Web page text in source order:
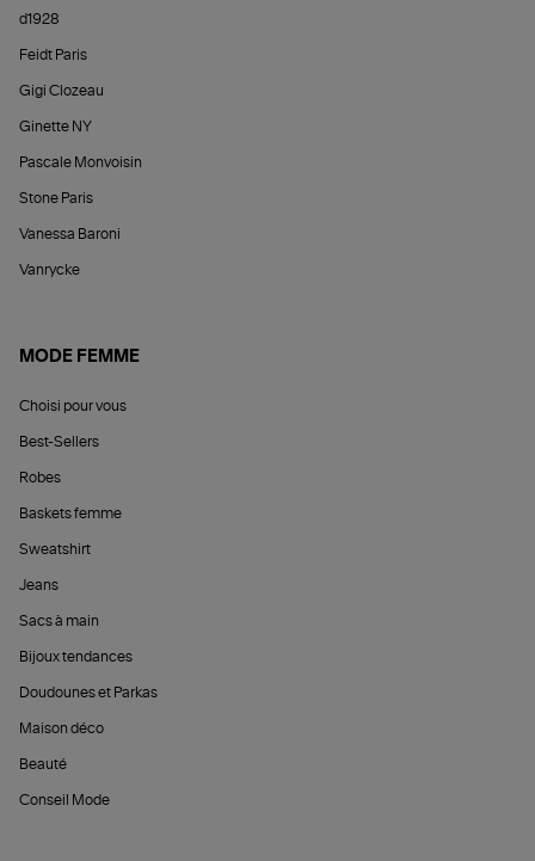
d1928
Feidt Paris
Gigi Clozeau
Ginette NY
Pascale Monvoisin
Stone Paris
Vanessa Baroni
Vanrycke
MODE FEMME
Choisi pour vous
Best-Sellers
Robes
Baskets femme
Sweatshirt
Jeans
Sacs à main
Bijoux tendances
Doudounes et Parkas
Maison déco
Beauté
Conseil Mode